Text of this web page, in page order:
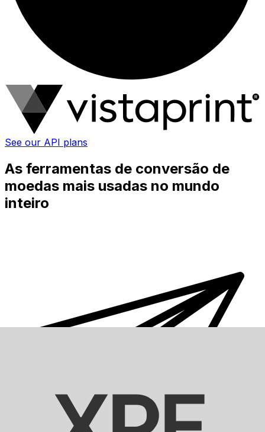
See our API plans
As ferramentas de conversão de
moedas mais usadas no mundo
inteiro